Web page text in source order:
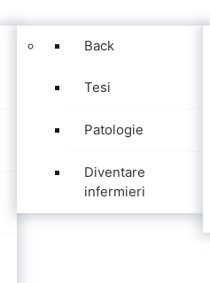
Back
Tesi
Patologie
Diventare
infermieri